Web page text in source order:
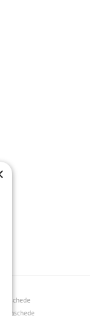
Enschede
Enschede